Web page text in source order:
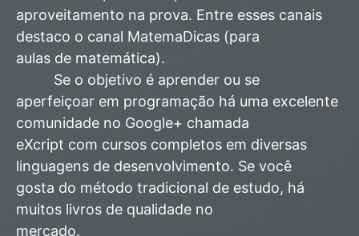
aproveitamento na prova. Entre esses canais
destaco o canal MatemaDicas (para
aulas de matemática).
Se o objetivo é aprender ou se
aperfeiçoar em programação há uma excelente
comunidade no Google+ chamada
eXcript com cursos completos em diversas
linguagens de desenvolvimento. Se você
gosta do método tradicional de estudo, há
muitos livros de qualidade no
mercado.